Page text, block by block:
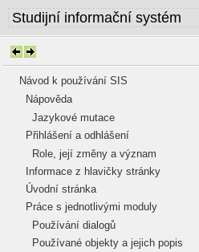
Návod k používání SIS
Nápověda
Jazykové mutace
Přihlášení a odhlášení
Role, její změny a význam
Informace z hlavičky stránky
Úvodní stránka
Práce s jednotlivými moduly
Používání dialogů
Používané objekty a jejich popis